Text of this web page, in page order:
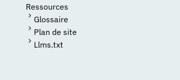
Ressources
Glossaire
Plan de site
Llms.txt